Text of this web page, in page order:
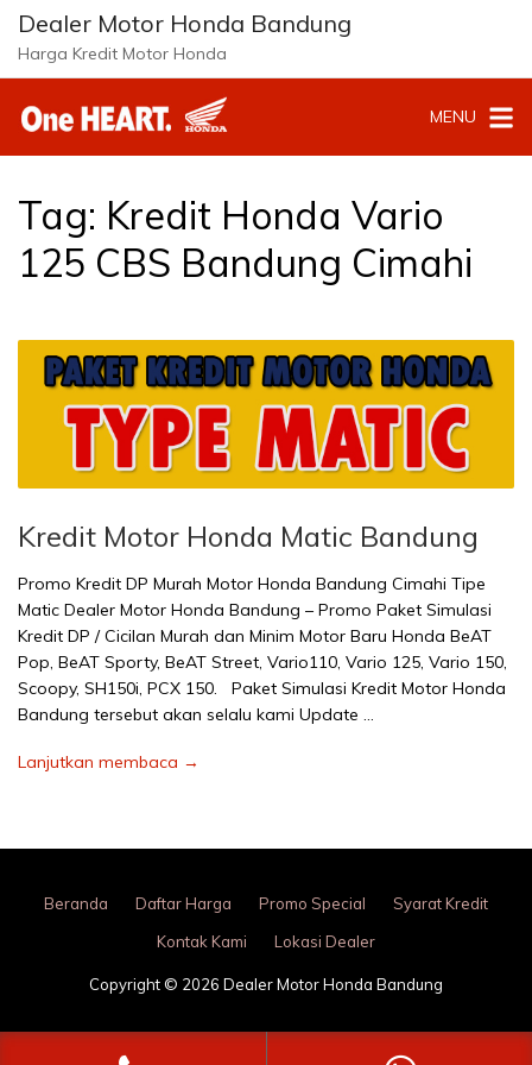
Langsung
konten
Dealer Motor Honda Bandung
Harga Kredit Motor Honda
MENU
Tag: Kredit Honda Vario
125 CBS Bandung Cimahi
Kredit Motor Honda Matic Bandung
Promo Kredit DP Murah Motor Honda Bandung Cimahi Tipe
Matic Dealer Motor Honda Bandung – Promo Paket Simulasi
Kredit DP / Cicilan Murah dan Minim Motor Baru Honda BeAT
Pop, BeAT Sporty, BeAT Street, Vario110, Vario 125, Vario 150,
Scoopy, SH150i, PCX 150. Paket Simulasi Kredit Motor Honda
Bandung tersebut akan selalu kami Update …
Lanjutkan membaca →
Beranda Daftar Harga Promo Special
Syarat Kredit
Kontak Kami
Lokasi Dealer
Copyright © 2026 Dealer Motor Honda Bandung